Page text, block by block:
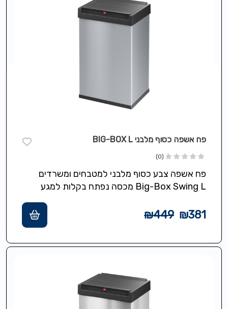
פח אשפה כסוף מלבני BIG-BOX L
(0)
פח אשפה צבע כסוף מלבני למטבחים ומשרדים
Big-Box Swing L מכסה נפתח בקלות למגע
להידוק…
₪449 ₪381